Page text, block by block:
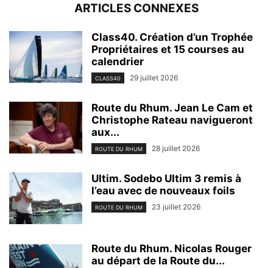
ARTICLES CONNEXES
Class40. Création d’un Trophée
Propriétaires et 15 courses au
calendrier
CLASS40 29 juillet 2026
Route du Rhum. Jean Le Cam et
Christophe Rateau navigueront
aux...
ROUTE DU RHUM 28 juillet 2026
Ultim. Sodebo Ultim 3 remis à
l’eau avec de nouveaux foils
ROUTE DU RHUM 23 juillet 2026
Route du Rhum. Nicolas Rouger
au départ de la Route du...